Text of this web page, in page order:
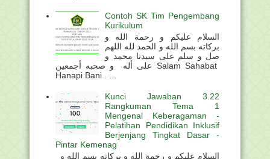
Contoh SK Tim Pengembang
Kurikulum
السلام عليكم و رحمة الله و
بركاته بسم الله و الحمد لله اللهم
صل و سلم على سيدنا محمد و
على أله و صحبه أجمعين Salam Sahabat
Hanapi Bani . ...
Kunci Jawaban 3.22
Rangkuman Tema 1
Mengenal Keberagaman -
Pelatihan Pendidikan Inklusif
Berjenjang Tingkat Dasar -
Pintar Kemenag